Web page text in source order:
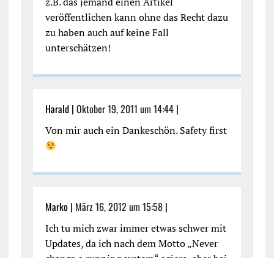
veröffentlichen kann ohne das Recht dazu
zu haben auch auf keine Fall
unterschätzen!
Harald | Oktober 19, 2011 um 14:44|
Von mir auch ein Dankeschön. Safety first
Marko | März 16, 2012 um 15:58|
Ich tu mich zwar immer etwas schwer mit
Updates, da ich nach dem Motto „Never